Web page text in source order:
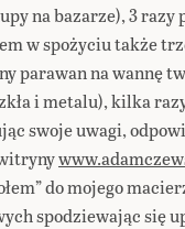
na bazarze), 3
w spożyciu także
parawan na wannę
i metalu), kilka
swoje uwagi,
do mojego
spodziewając się